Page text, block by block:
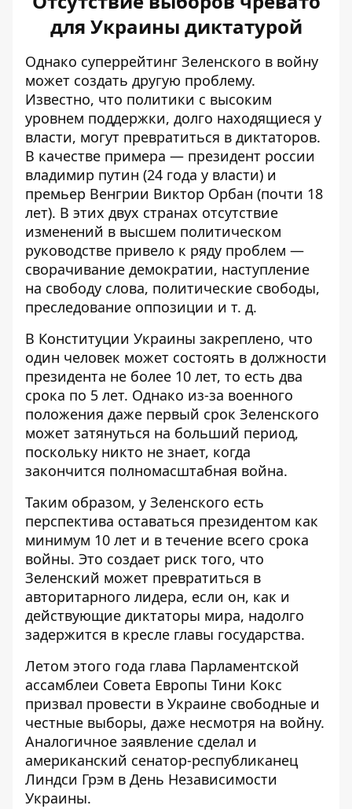
для Украины диктатурой
Однако суперрейтинг Зеленского в войну
может создать другую проблему.
Известно, что политики с высоким
уровнем поддержки, долго находящиеся у
власти, могут превратиться в диктаторов.
В качестве примера — президент россии
владимир путин (24 года у власти) и
премьер Венгрии Виктор Орбан (почти 18
лет). В этих двух странах отсутствие
изменений в высшем политическом
руководстве привело к ряду проблем —
сворачивание демократии, наступление
на свободу слова, политические свободы,
преследование оппозиции и т. д.
В Конституции Украины закреплено, что
один человек может состоять в должности
президента не более 10 лет, то есть два
срока по 5 лет. Однако из-за военного
положения даже первый срок Зеленского
может затянуться на больший период,
поскольку никто не знает, когда
закончится полномасштабная война.
Таким образом, у Зеленского есть
перспектива оставаться президентом как
минимум 10 лет и в течение всего срока
войны. Это создает риск того, что
Зеленский может превратиться в
авторитарного лидера, если он, как и
действующие диктаторы мира, надолго
задержится в кресле главы государства.
Летом этого года глава Парламентской
ассамблеи Совета Европы Тини Кокс
призвал провести в Украине свободные и
честные выборы, даже несмотря на войну.
Аналогичное заявление сделал и
американский сенатор-республиканец
Линдси Грэм в День Независимости
Украины.